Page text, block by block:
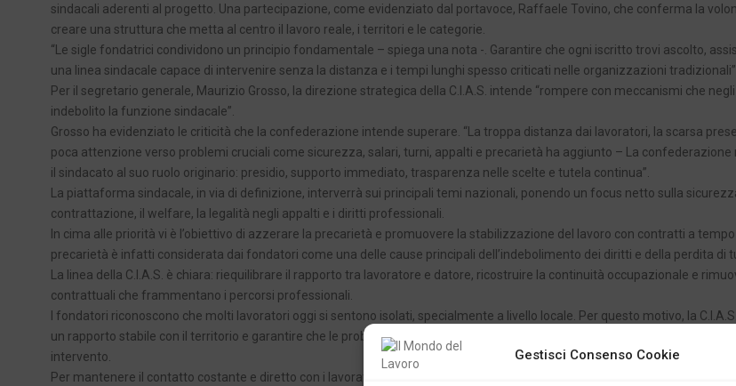
Gestisci Consenso Cookie
sindacali aderenti al progetto. Una partecipazione, come evidenziato dal portavoce, Raffaele Tovino, che conferma la
creare una struttura che metta al centro il lavoro reale, i territori e le categorie.
“Le sigle fondatrici condividono un principio fondamentale – spiega una nota -. Garantire che ogni iscritto trovi ascolto,
una linea sindacale capace di intervenire senza la distanza e i tempi lunghi spesso criticati nelle organizzazioni tradizionali”.
Per il segretario generale, Maurizio Grosso, la direzione strategica della C.I.A.S. intende “rompere con meccanismi che
indebolito la funzione sindacale”.
Grosso ha evidenziato le criticità che la confederazione intende superare. “La troppa distanza dai lavoratori, la scarsa
poca attenzione verso problemi cruciali come sicurezza, salari, turni, appalti e precarietà ha aggiunto – La confederazione
il sindacato al suo ruolo originario: presidio, supporto immediato, trasparenza nelle scelte e tutela continua”.
La piattaforma sindacale, in via di definizione, interverrà sui principali temi nazionali, ponendo un focus netto sulla
contrattazione, il welfare, la legalità negli appalti e i diritti professionali.
In cima alle priorità vi è l’obiettivo di azzerare la precarietà e promuovere la stabilizzazione del lavoro con contratti a
precarietà è infatti considerata dai fondatori come una delle cause principali dell’indebolimento dei diritti e della perdita di
La linea della C.I.A.S. è chiara: riequilibrare il rapporto tra lavoratore e datore, ricostruire la continuità occupazionale e
contrattuali che frammentano i percorsi professionali.
I fondatori riconoscono che molti lavoratori oggi si sentono isolati, specialmente a livello locale. Per questo motivo, la
un rapporto stabile con il territorio e garantire che le problematiche delle realtà locali, spesso trascurate nelle grandi
intervento.
Per mantenere il contatto costante e diretto con i lavoratori, la struttura della C.I.A.S. sarà snella, evitando sovrapposizioni